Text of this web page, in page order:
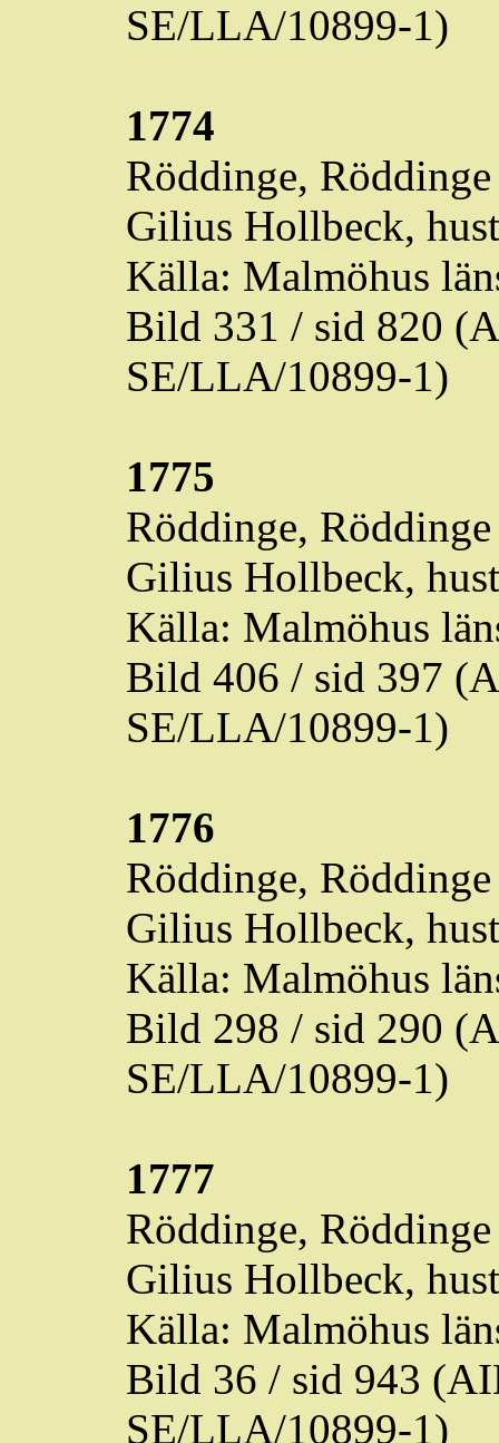
SE/LLA/10899-1)
1774
Röddinge, Röddinge
Gilius Hollbeck,
Källa: Malmöhus
Bild 331 / sid 820
SE/LLA/10899-1)
1775
Röddinge, Röddinge
Gilius Hollbeck,
Källa: Malmöhus
Bild 406 / sid 397
SE/LLA/10899-1)
1776
Röddinge, Röddinge
Gilius Hollbeck,
Källa: Malmöhus
Bild 298 / sid 290
SE/LLA/10899-1)
1777
Röddinge, Röddinge
Gilius Hollbeck,
Källa: Malmöhus
Bild 36 / sid 943
SE/LLA/10899-1)